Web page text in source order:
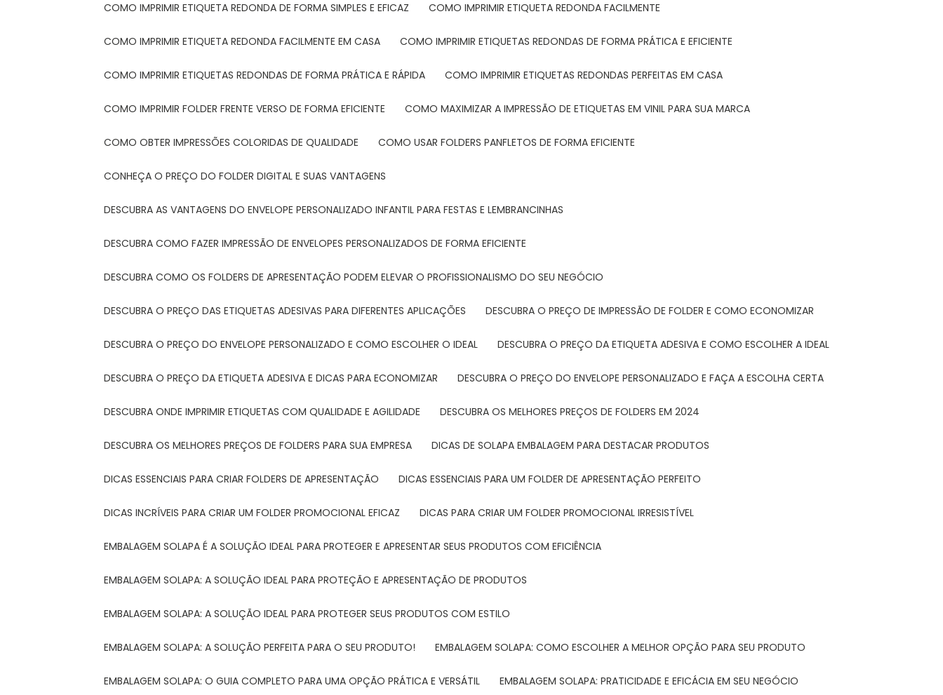
COMO IMPRIMIR ETIQUETA REDONDA DE FORMA SIMPLES E EFICAZ COMO IMPRIMIR ETIQUETA REDONDA FACILMENTE
COMO IMPRIMIR ETIQUETA REDONDA FACILMENTE EM CASA COMO IMPRIMIR ETIQUETAS REDONDAS DE FORMA PRÁTICA E EFICIENTE
COMO IMPRIMIR ETIQUETAS REDONDAS DE FORMA PRÁTICA E RÁPIDA COMO IMPRIMIR ETIQUETAS REDONDAS PERFEITAS EM CASA
COMO IMPRIMIR FOLDER FRENTE VERSO DE FORMA EFICIENTE COMO MAXIMIZAR A IMPRESSÃO DE ETIQUETAS EM VINIL PARA SUA MARCA
COMO OBTER IMPRESSÕES COLORIDAS DE QUALIDADE COMO USAR FOLDERS PANFLETOS DE FORMA EFICIENTE
CONHEÇA O PREÇO DO FOLDER DIGITAL E SUAS VANTAGENS
DESCUBRA AS VANTAGENS DO ENVELOPE PERSONALIZADO INFANTIL PARA FESTAS E LEMBRANCINHAS
DESCUBRA COMO FAZER IMPRESSÃO DE ENVELOPES PERSONALIZADOS DE FORMA EFICIENTE
DESCUBRA COMO OS FOLDERS DE APRESENTAÇÃO PODEM ELEVAR O PROFISSIONALISMO DO SEU NEGÓCIO
DESCUBRA O PREÇO DAS ETIQUETAS ADESIVAS PARA DIFERENTES APLICAÇÕES DESCUBRA O PREÇO DE IMPRESSÃO DE FOLDER E COMO ECONOMIZAR
DESCUBRA O PREÇO DO ENVELOPE PERSONALIZADO E COMO ESCOLHER O IDEAL DESCUBRA O PREÇO DA ETIQUETA ADESIVA E COMO ESCOLHER A IDEAL
DESCUBRA O PREÇO DA ETIQUETA ADESIVA E DICAS PARA ECONOMIZAR DESCUBRA O PREÇO DO ENVELOPE PERSONALIZADO E FAÇA A ESCOLHA CERTA
DESCUBRA ONDE IMPRIMIR ETIQUETAS COM QUALIDADE E AGILIDADE DESCUBRA OS MELHORES PREÇOS DE FOLDERS EM 2024
DESCUBRA OS MELHORES PREÇOS DE FOLDERS PARA SUA EMPRESA DICAS DE SOLAPA EMBALAGEM PARA DESTACAR PRODUTOS
DICAS ESSENCIAIS PARA CRIAR FOLDERS DE APRESENTAÇÃO DICAS ESSENCIAIS PARA UM FOLDER DE APRESENTAÇÃO PERFEITO
DICAS INCRÍVEIS PARA CRIAR UM FOLDER PROMOCIONAL EFICAZ DICAS PARA CRIAR UM FOLDER PROMOCIONAL IRRESISTÍVEL
EMBALAGEM SOLAPA É A SOLUÇÃO IDEAL PARA PROTEGER E APRESENTAR SEUS PRODUTOS COM EFICIÊNCIA
EMBALAGEM SOLAPA: A SOLUÇÃO IDEAL PARA PROTEÇÃO E APRESENTAÇÃO DE PRODUTOS
EMBALAGEM SOLAPA: A SOLUÇÃO IDEAL PARA PROTEGER SEUS PRODUTOS COM ESTILO
EMBALAGEM SOLAPA: A SOLUÇÃO PERFEITA PARA O SEU PRODUTO! EMBALAGEM SOLAPA: COMO ESCOLHER A MELHOR OPÇÃO PARA SEU PRODUTO
EMBALAGEM SOLAPA: O GUIA COMPLETO PARA UMA OPÇÃO PRÁTICA E VERSÁTIL EMBALAGEM SOLAPA: PRATICIDADE E EFICÁCIA EM SEU NEGÓCIO